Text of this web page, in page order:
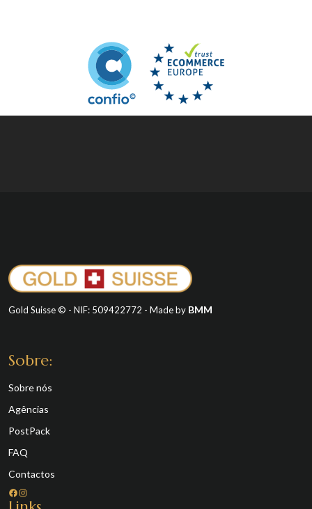
Gold Suisse © - NIF: 509422772 - Made by BMM
Sobre:
Sobre nós
Agências
PostPack
FAQ
Contactos
Facebook Instagram